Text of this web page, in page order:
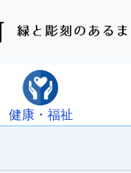
健康・福祉